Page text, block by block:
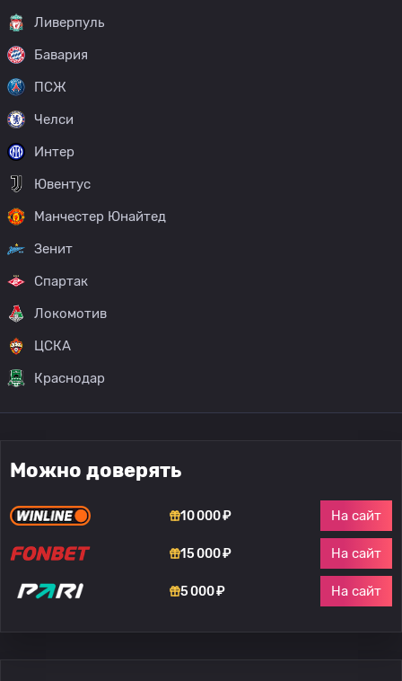
Ливерпуль
Бавария
ПСЖ
Челси
Интер
Ювентус
Манчестер Юнайтед
Зенит
Спартак
Локомотив
ЦСКА
Краснодар
Можно доверять
10 000 ₽ На сайт
15 000 ₽ На сайт
5 000 ₽ На сайт